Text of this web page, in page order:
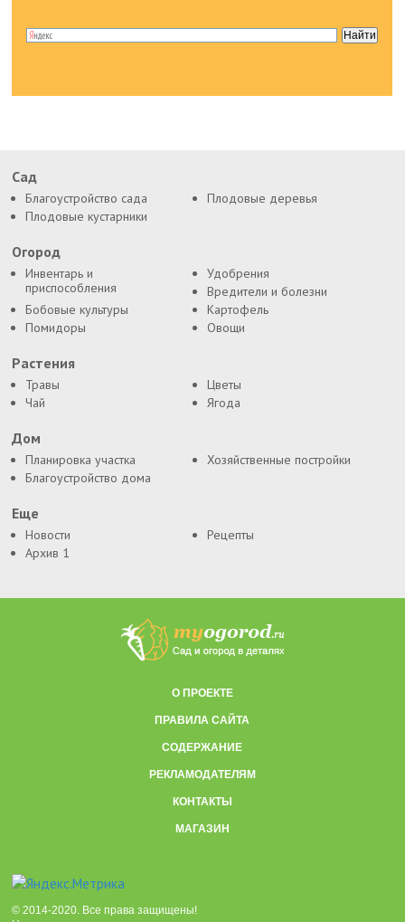
Сад
Благоустройство сада
Плодовые деревья
Плодовые кустарники
Огород
Инвентарь и
приспособления
Удобрения
Вредители и болезни
Бобовые культуры
Картофель
Помидоры
Овощи
Растения
Травы
Цветы
Чай
Ягода
Дом
Планировка участка
Хозяйственные постройки
Благоустройство дома
Еще
Новости
Рецепты
Архив 1
О ПРОЕКТЕ
ПРАВИЛА САЙТА
СОДЕРЖАНИЕ
РЕКЛАМОДАТЕЛЯМ
КОНТАКТЫ
МАГАЗИН
© 2014-2020. Все права защищены!